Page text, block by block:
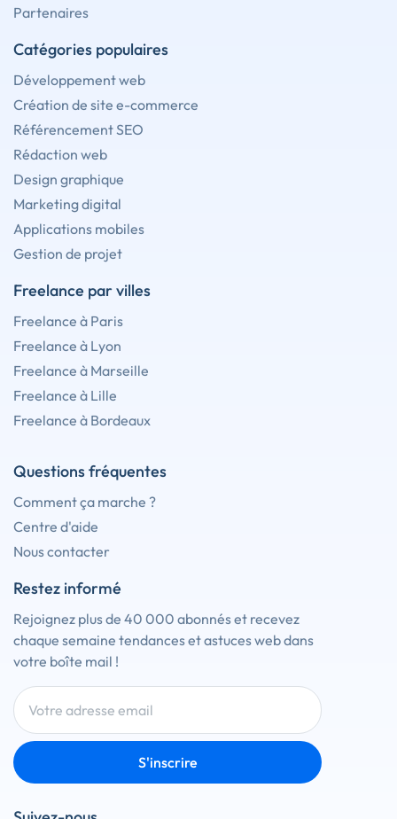
Partenaires
Catégories populaires
Développement web
Création de site e-commerce
Référencement SEO
Rédaction web
Design graphique
Marketing digital
Applications mobiles
Gestion de projet
Freelance par villes
Freelance à Paris
Freelance à Lyon
Freelance à Marseille
Freelance à Lille
Freelance à Bordeaux
Questions fréquentes
Comment ça marche ?
Centre d'aide
Nous contacter
Restez informé
Rejoignez plus de 40 000 abonnés et recevez
chaque semaine tendances et astuces web dans
votre boîte mail !
S'inscrire